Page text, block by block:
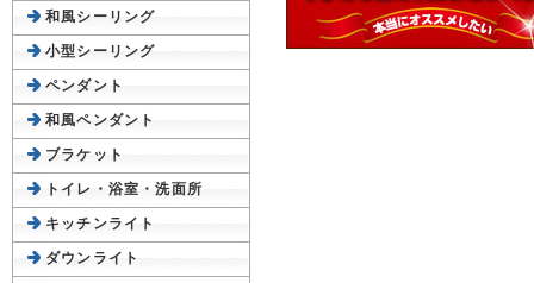
和風シーリング
小型シーリング
ペンダント
和風ペンダント
ブラケット
トイレ・浴室・洗面所
キッチンライト
ダウンライト